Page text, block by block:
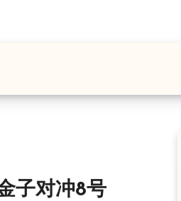
子对冲8号